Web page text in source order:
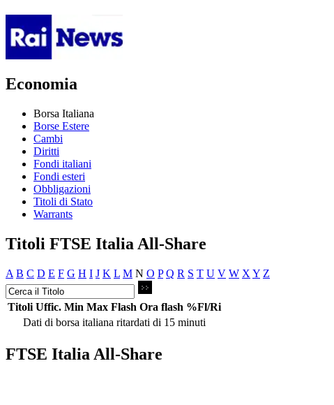
Economia
Borsa Italiana
Borse Estere
Cambi
Diritti
Fondi italiani
Fondi esteri
Obbligazioni
Titoli di Stato
Warrants
Titoli FTSE Italia All-Share
A B C D E F G H I J K L M N O P Q R S T U V W X Y Z
Titoli Uffic. Min Max Flash Ora flash %Fl/Ri
Dati di borsa italiana ritardati di 15 minuti
FTSE Italia All-Share